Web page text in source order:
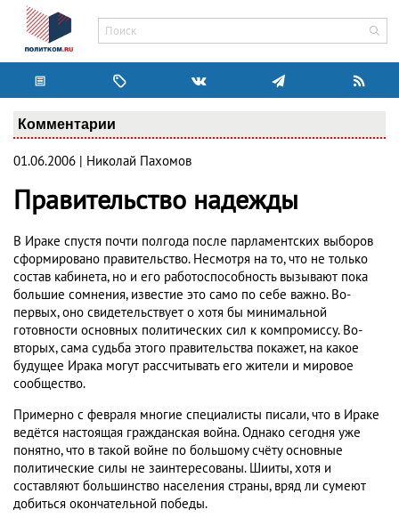
Комментарии
01.06.2006 | Николай Пахомов
Правительство надежды
В Ираке спустя почти полгода после парламентских выборов
сформировано правительство. Несмотря на то, что не только
состав кабинета, но и его работоспособность вызывают пока
большие сомнения, известие это само по себе важно. Во-
первых, оно свидетельствует о хотя бы минимальной
готовности основных политических сил к компромиссу. Во-
вторых, сама судьба этого правительства покажет, на какое
будущее Ирака могут рассчитывать его жители и мировое
сообщество.
Примерно с февраля многие специалисты писали, что в Ираке
ведётся настоящая гражданская война. Однако сегодня уже
понятно, что в такой войне по большому счёту основные
политические силы не заинтересованы. Шииты, хотя и
составляют большинство населения страны, вряд ли сумеют
добиться окончательной победы.